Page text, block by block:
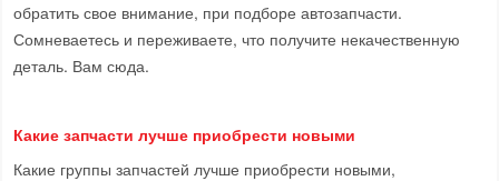
обратить свое внимание, при подборе автозапчасти.
Сомневаетесь и переживаете, что получите некачественную
деталь. Вам сюда.
Какие запчасти лучше приобрести новыми
Какие группы запчастей лучше приобрести новыми,